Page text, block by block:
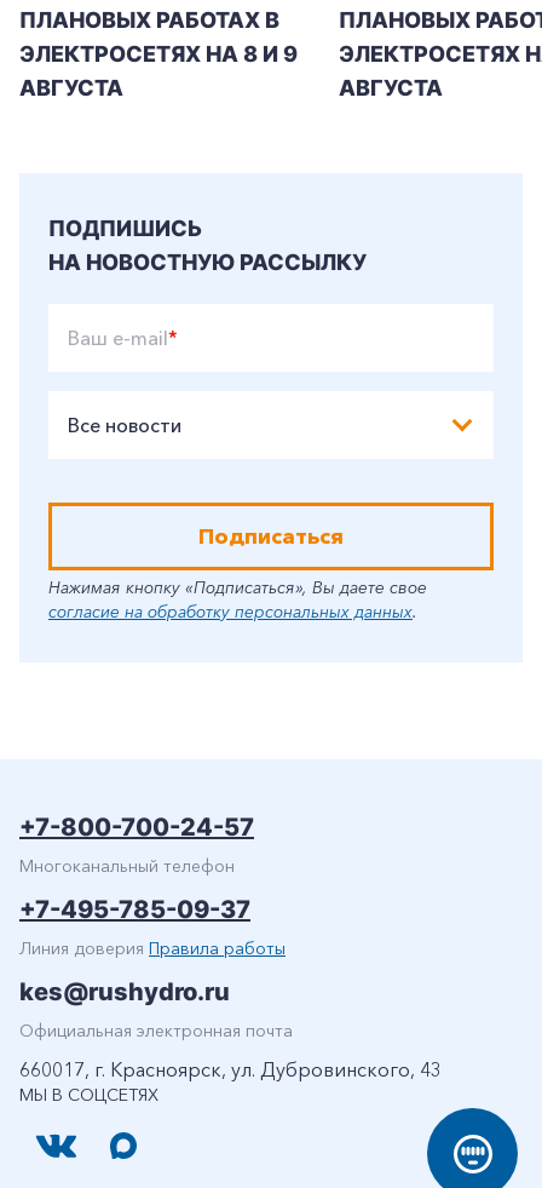
ПЛАНОВЫХ РАБОТАХ В
ЭЛЕКТРОСЕТЯХ НА 8 И 9
АВГУСТА
ПЛАНОВЫХ
ЭЛЕКТРОСЕТЯХ
АВГУСТА
ПОДПИШИСЬ
НА НОВОСТНУЮ РАССЫЛКУ
Ваш e-mail*
Все новости
Подписаться
Нажимая кнопку «Подписаться», Вы даете свое
согласие на обработку персональных данных.
МЫ В СОЦСЕТЯХ
+7-800-700-24-57
Многоканальный телефон
+7-495-785-09-37
Линия доверия Правила работы
kes@rushydro.ru
Официальная электронная почта
660017, г. Красноярск, ул. Дубровинского, 43